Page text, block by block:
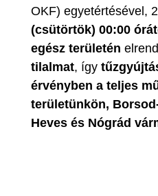
OKF) egyetértésével,
(csütörtök) 00:00
egész területén
tilalmat, így
érvényben a teljes
területünkön,
Heves és Nógrád